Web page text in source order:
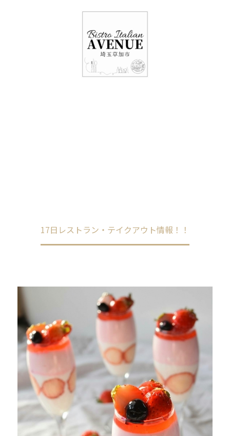
17日レストラン・テイクアウト情報！！